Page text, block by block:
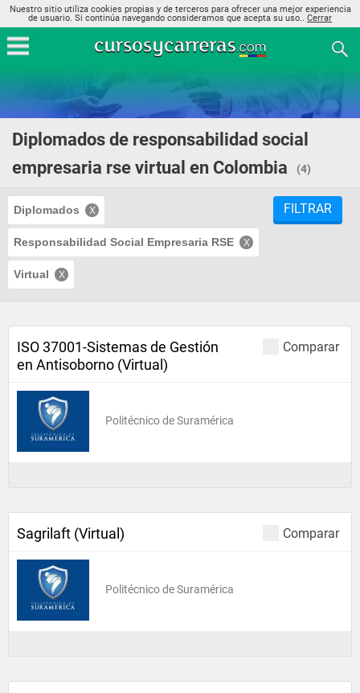
Nuestro sitio utiliza cookies propias y de terceros para ofrecer una mejor experiencia
de usuario. Si continúa navegando consideramos que acepta su uso.. Cerrar
Diplomados de responsabilidad social
empresaria rse virtual en Colombia
(4)
Diplomados
Responsabilidad Social Empresaria RSE
Virtual
FILTRAR
Comparar
ISO 37001-Sistemas de Gestión
en Antisoborno (Virtual)
Politécnico de Suramérica
Comparar
Sagrilaft (Virtual)
Politécnico de Suramérica